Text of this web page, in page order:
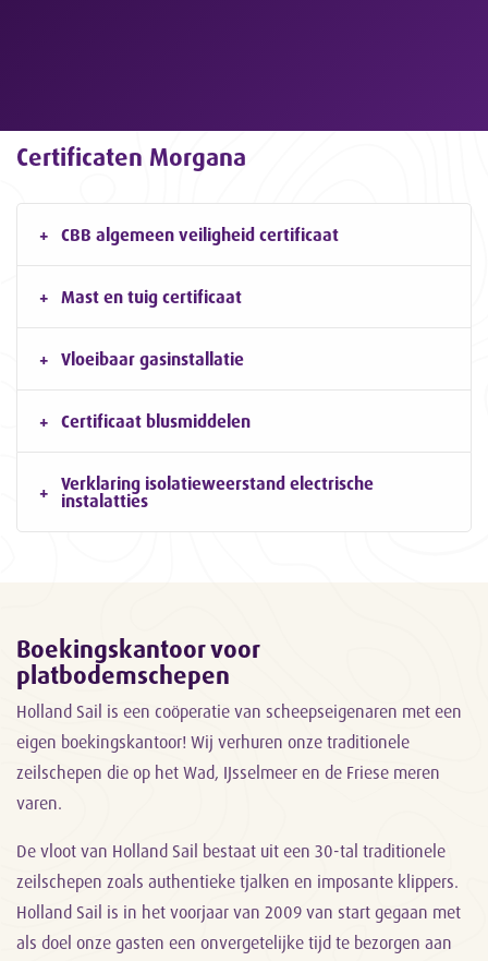
Certificaten Morgana
CBB algemeen veiligheid certificaat
Mast en tuig certificaat
Vloeibaar gasinstallatie
Certificaat blusmiddelen
Verklaring isolatieweerstand electrische
instalatties
Boekingskantoor voor
platbodemschepen
Holland Sail is een coöperatie van scheepseigenaren met een
eigen boekingskantoor! Wij verhuren onze traditionele
zeilschepen die op het Wad, IJsselmeer en de Friese meren
varen.
De vloot van Holland Sail bestaat uit een 30-tal traditionele
zeilschepen zoals authentieke tjalken en imposante klippers.
Holland Sail is in het voorjaar van 2009 van start gegaan met
als doel onze gasten een onvergetelijke tijd te bezorgen aan